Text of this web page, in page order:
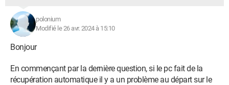
polonium
Modifié le 26 avr. 2024 à 15:10
Bonjour
En commençant par la dernière question, si le pc fait de la
récupération automatique il y a un problème au départ sur le